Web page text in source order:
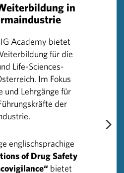
von Ärztinnen
von Leistungen
ihre Ärztinnen und Ärzte zu
Pharmaindustrie und
medizinischen Fortschritt.
Szekeres gleichermaßen
„Ich bin der Meinung,
für die Verbesserung oder
zur Verfügung stellt,
ist selbstverständlich und
und Kollegen für ihre
in
Academy bietet
für die
Life-Sciences-
Im Fokus
und Lehrgänge für
der
englischsprachige
of Drug Safety
bietet